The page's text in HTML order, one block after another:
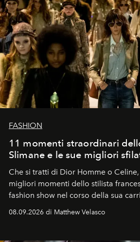
FASHION
11 momenti straordinari
Slimane e le sue migliori
Che si tratti di Dior Homme o
migliori momenti dello stilista
fashion show nel corso della sua
08.09.2026 di Matthew Velasco